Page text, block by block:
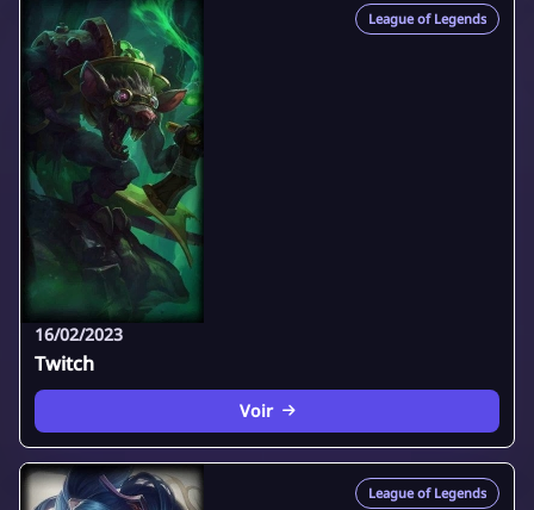
League of Legends
16/02/2023
Twitch
Voir
League of Legends